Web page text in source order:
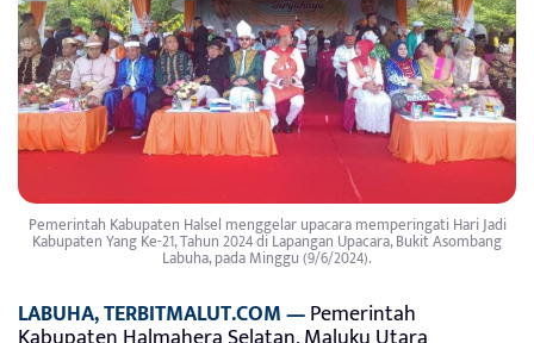
Pemerintah Kabupaten Halsel menggelar upacara memperingati Hari Jadi
Kabupaten Yang Ke-21, Tahun 2024 di Lapangan Upacara, Bukit Asombang
Labuha, pada Minggu (9/6/2024).
LABUHA, TERBITMALUT.COM —Pemerintah